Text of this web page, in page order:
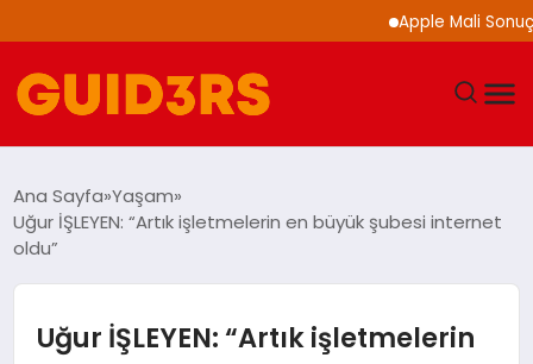
Apple Mali Sonuçlarını
YAŞAM
Ana Sayfa Yaşam
Uğur İŞLEYEN: “Artık işletmelerin en büyük şubesi internet
oldu”
Uğur İŞLEYEN: “Artık işletmelerin